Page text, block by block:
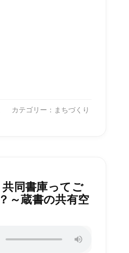
カテゴリー： まちづくり
同書庫ってご
～蔵書の共有空